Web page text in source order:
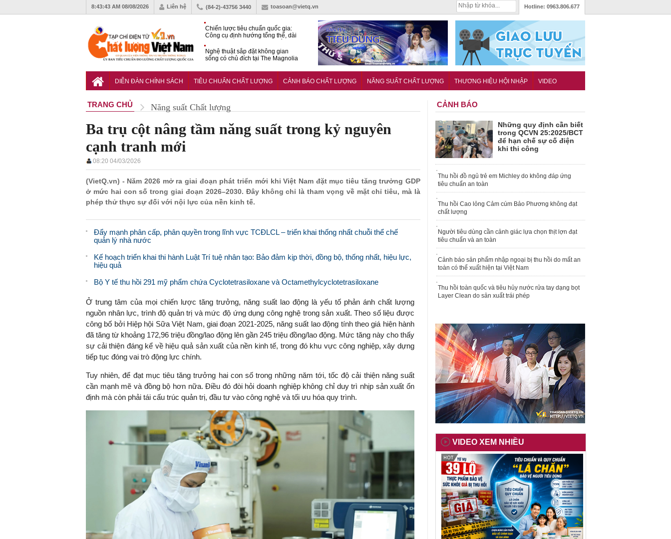
8:43:44 AM 08/08/2026 Liên hệ (84-2)-43756 3440 toasoan@vietq.vn Hotline: 0963.806.677
Chiến lược tiêu chuẩn quốc gia:
Công cụ định hướng tổng thể, dài
Nghệ thuật sắp đặt không gian
sống có chủ đích tại The Magnolia
gia đối với xe cũ nhập khẩu?
DIỄN ĐÀN CHÍNH SÁCH TIÊU CHUẨN CHẤT LƯỢNG CẢNH BÁO CHẤT LƯỢNG NĂNG SUẤT CHẤT LƯỢNG THƯƠNG HIỆU HỘI NHẬP VIDEO
TRANG CHỦ Năng suất Chất lượng
Ba trụ cột nâng tầm năng suất trong kỷ nguyên
cạnh tranh mới
08:20 04/03/2026
(VietQ.vn) - Năm 2026 mở ra giai đoạn phát triển mới khi Việt Nam đặt mục tiêu tăng trưởng GDP
ở mức hai con số trong giai đoạn 2026–2030. Đây không chỉ là tham vọng về mặt chỉ tiêu, mà là
phép thử thực sự đối với nội lực của nền kinh tế.
Đẩy mạnh phân cấp, phân quyền trong lĩnh vực TCĐLCL – triển khai thống nhất chuỗi thể chế
quản lý nhà nước
Kế hoạch triển khai thi hành Luật Trí tuệ nhân tạo: Bảo đảm kịp thời, đồng bộ, thống nhất, hiệu lực,
hiệu quả
Bộ Y tế thu hồi 291 mỹ phẩm chứa Cyclotetrasiloxane và Octamethylcyclotetrasiloxane
Ở trung tâm của mọi chiến lược tăng trưởng, năng suất lao động là yếu tố phản ánh chất lượng
nguồn nhân lực, trình độ quản trị và mức độ ứng dụng công nghệ trong sản xuất. Theo số liệu được
công bố bởi Hiệp hội Sữa Việt Nam, giai đoạn 2021-2025, năng suất lao động tính theo giá hiện hành
đã tăng từ khoảng 172,96 triệu đồng/lao động lên gần 245 triệu đồng/lao động. Mức tăng này cho thấy
sự cải thiện đáng kể về hiệu quả sản xuất của nền kinh tế, trong đó khu vực công nghiệp, xây dựng
tiếp tục đóng vai trò động lực chính.
Tuy nhiên, để đạt mục tiêu tăng trưởng hai con số trong những năm tới, tốc độ cải thiện năng suất
cần mạnh mẽ và đồng bộ hơn nữa. Điều đó đòi hỏi doanh nghiệp không chỉ duy trì nhịp sản xuất ổn
định mà còn phải tái cấu trúc quản trị, đầu tư vào công nghệ và tối ưu hóa quy trình.
CẢNH BÁO
Những quy định cần biết
trong QCVN 25:2025/BCT
để hạn chế sự cố điện
khi thi công
Thu hồi đồ ngủ trẻ em Michley do không đáp ứng
tiêu chuẩn an toàn
Thu hồi Cao lỏng Cảm cúm Bảo Phương không đạt
chất lượng
Người tiêu dùng cần cảnh giác lựa chọn thịt lợn đạt
tiêu chuẩn và an toàn
Cảnh báo sản phẩm nhập ngoại bị thu hồi do mất an
toàn có thể xuất hiện tại Việt Nam
Thu hồi toàn quốc và tiêu hủy nước rửa tay dạng bọt
Layer Clean do sản xuất trái phép
VIDEO XEM NHIỀU